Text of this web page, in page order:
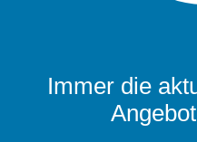
Immer die